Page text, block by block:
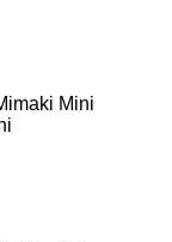
Mini